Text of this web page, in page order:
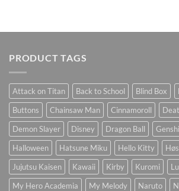
PRODUCT TAGS
Attack on Titan Back to School Blind Box
Buttons
Chainsaw Man Cinnamoroll
Demon Slayer
Disney Dragon Ball
Halloween
Hatsune Miku Hello Kitty
Jujutsu Kaisen
Kawaii Kirby Kuromi
My Hero Academia
My Melody Naruto